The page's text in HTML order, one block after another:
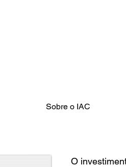
Sobre o IAC
O